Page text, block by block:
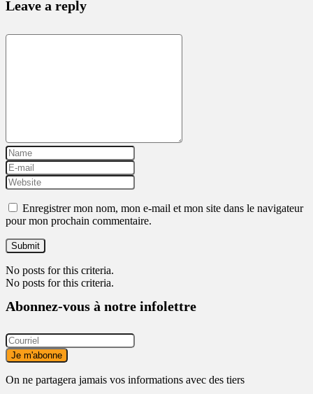
Leave a reply
Enregistrer mon nom, mon e-mail et mon site dans le navigateur
pour mon prochain commentaire.
No posts for this criteria.
No posts for this criteria.
Abonnez-vous à notre infolettre
On ne partagera jamais vos informations avec des tiers